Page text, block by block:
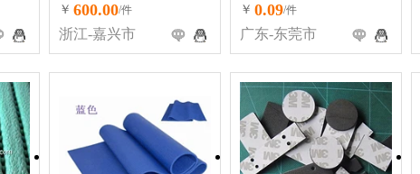
￥ 600.00/件
浙江-嘉兴市
￥ 0.09/件
广东-东莞市